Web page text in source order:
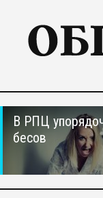
В РПЦ
бесов